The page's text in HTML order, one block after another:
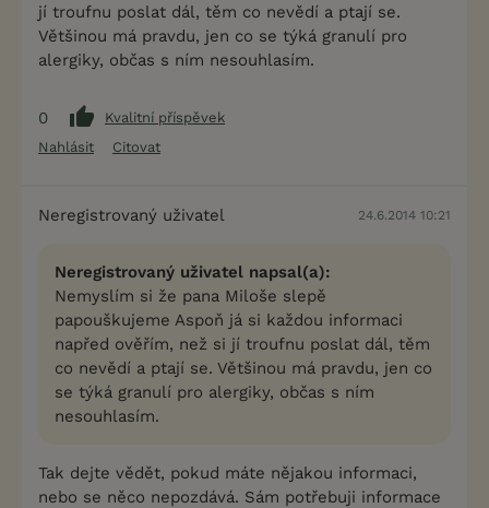
jí troufnu poslat dál, těm co nevědí a ptají se.
Většinou má pravdu, jen co se týká granulí pro
alergiky, občas s ním nesouhlasím.
0
Kvalitní příspěvek
Nahlásit
Citovat
Neregistrovaný uživatel 24.6.2014 10:21
Neregistrovaný uživatel napsal(a):
Nemyslím si že pana Miloše slepě
papouškujeme Aspoň já si každou informaci
napřed ověřím, než si jí troufnu poslat dál, těm
co nevědí a ptají se. Většinou má pravdu, jen co
se týká granulí pro alergiky, občas s ním
nesouhlasím.
Tak dejte vědět, pokud máte nějakou informaci,
nebo se něco nepozdává. Sám potřebuji informace